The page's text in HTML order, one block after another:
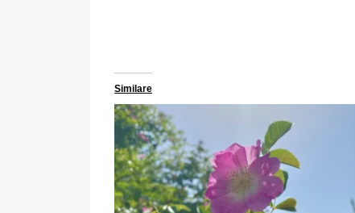
Similare